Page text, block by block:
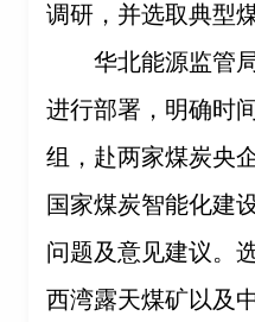
调研，并选取典型
华北能源监管
进行部署，明确时
组，赴两家煤炭央
国家煤炭智能化建
问题及意见建议。
西湾露天煤矿以及